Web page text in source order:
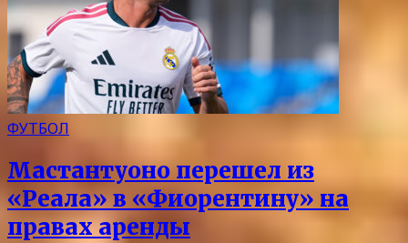
ФУТБОЛ
Мастантуоно перешел из
«Реала» в «Фиорентину» на
правах аренды